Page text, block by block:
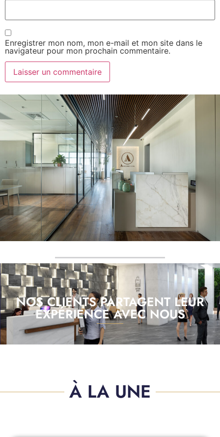
Enregistrer mon nom, mon e-mail et mon site dans le
navigateur pour mon prochain commentaire.
NOS CLIENTS PARTAGENT LEUR
EXPÉRIENCE AVEC NOUS
À LA UNE